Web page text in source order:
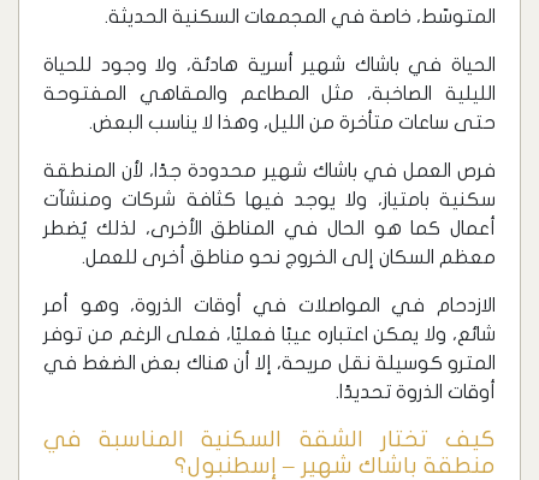
المتوسّط، خاصة في المجمعات السكنية الحديثة.
الحياة في باشاك شهير أسرية هادئة، ولا وجود للحياة
الليلية الصاخبة، مثل المطاعم والمقاهي المفتوحة
حتى ساعات متأخرة من الليل، وهذا لا يناسب البعض.
فرص العمل في باشاك شهير محدودة جدًا، لأن المنطقة
سكنية بامتياز، ولا يوجد فيها كثافة شركات ومنشآت
أعمال كما هو الحال في المناطق الأخرى، لذلك يُضطر
معظم السكان إلى الخروج نحو مناطق أخرى للعمل.
الازدحام في المواصلات في أوقات الذروة، وهو أمر
شائع، ولا يمكن اعتباره عيبًا فعليًا، فعلى الرغم من توفر
المترو كوسيلة نقل مريحة، إلا أن هناك بعض الضغط في
أوقات الذروة تحديدًا.
كيف تختار الشقة السكنية المناسبة في
منطقة باشاك شهير – إسطنبول؟